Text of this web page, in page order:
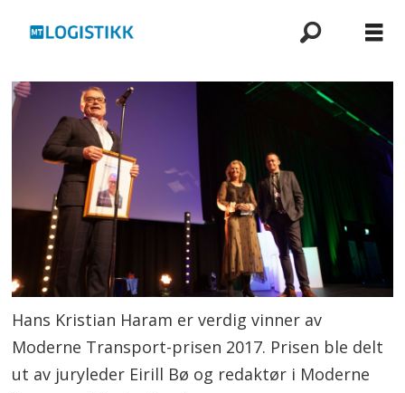
Hans Kristian Haram er verdig vinner av
Moderne Transport-prisen 2017. Prisen ble delt
ut av juryleder Eirill Bø og redaktør i Moderne